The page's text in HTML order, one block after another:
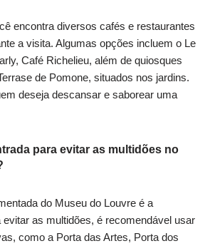
encontra diversos cafés e restaurantes
a visita. Algumas opções incluem o Le
Café Richelieu, além de quiosques
de Pomone, situados nos jardins.
deseja descansar e saborear uma
para evitar as multidões no
do Museu do Louvre é a
evitar as multidões, é recomendável usar
como a Porta das Artes, Porta dos